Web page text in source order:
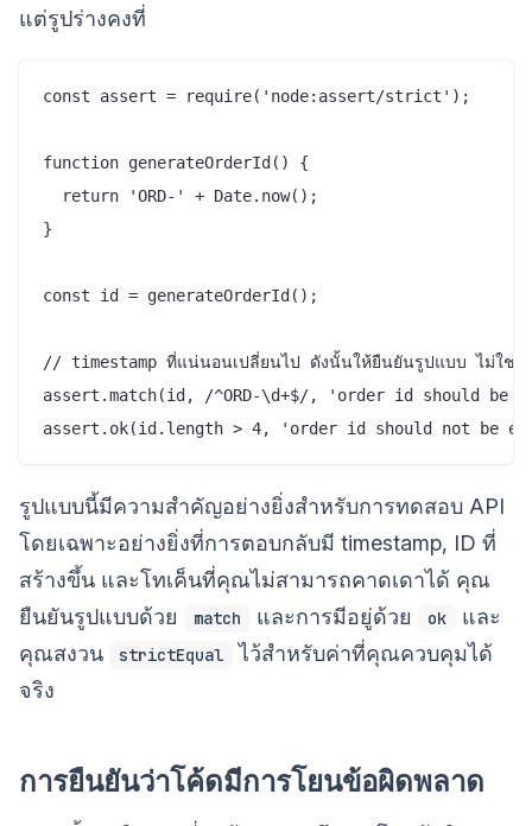
แต่รูปร่างคงที่
const assert = require('node:assert/strict');
function generateOrderId() {
  return 'ORD-' + Date.now();
}
const id = generateOrderId();
// timestamp ที่แน่นอนเปลี่ยนไป ดังนั้นให้ยืนยันรูปแบบ ไม่ใช่ค่
assert.match(id, /^ORD-\d+$/, 'order id should be
รูปแบบนี้มีความสำคัญอย่างยิ่งสำหรับการทดสอบ API
โดยเฉพาะอย่างยิ่งที่การตอบกลับมี timestamp, ID ที่
สร้างขึ้น และโทเค็นที่คุณไม่สามารถคาดเดาได้ คุณ
ยืนยันรูปแบบด้วย
match และการมีอยู่ด้วย ok
และ
คุณสงวน
strictEqual
ไว้สำหรับค่าที่คุณควบคุมได้
จริง
การยืนยันว่าโค้ดมีการโยนข้อผิดพลาด